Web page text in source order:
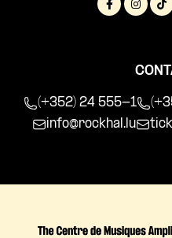
(+352) 24 555-1
info@rockhal.lu